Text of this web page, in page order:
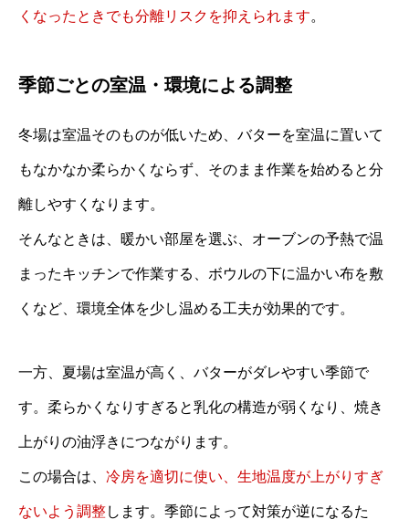
くなったときでも分離リスクを抑えられます。
季節ごとの室温・環境による調整
冬場は室温そのものが低いため、バターを室温に置いて
もなかなか柔らかくならず、そのまま作業を始めると分
離しやすくなります。
そんなときは、暖かい部屋を選ぶ、オーブンの予熱で温
まったキッチンで作業する、ボウルの下に温かい布を敷
くなど、環境全体を少し温める工夫が効果的です。
一方、夏場は室温が高く、バターがダレやすい季節で
す。柔らかくなりすぎると乳化の構造が弱くなり、焼き
上がりの油浮きにつながります。
この場合は、 冷房を適切に使い、生地温度が上がりすぎ
ないよう調整します。季節によって対策が逆になるた